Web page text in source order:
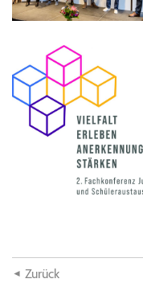
Zurück